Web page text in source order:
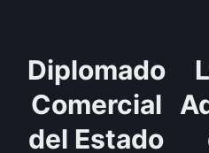
Diplomado
Comercial
del Estado